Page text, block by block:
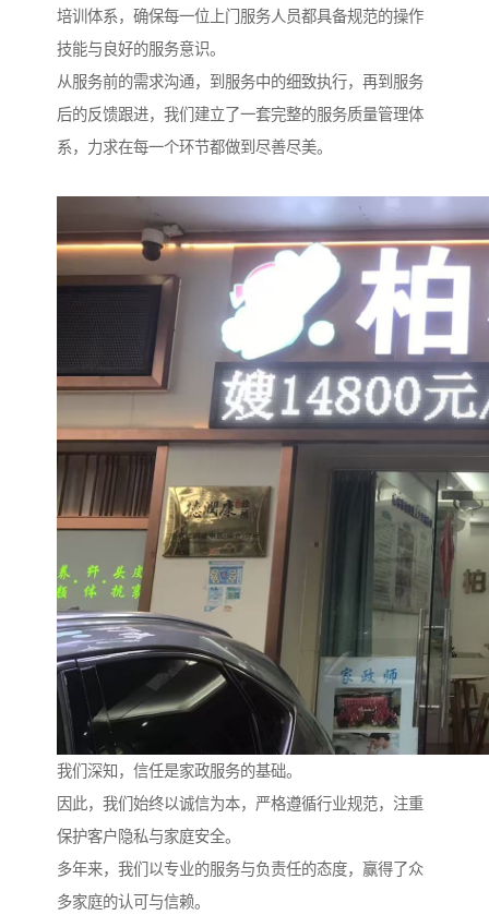
培训体系，确保每一位上门服务人员都具备规范的操作
技能与良好的服务意识。
从服务前的需求沟通，到服务中的细致执行，再到服务
后的反馈跟进，我们建立了一套完整的服务质量管理体
系，力求在每一个环节都做到尽善尽美。
我们深知，信任是家政服务的基础。
因此，我们始终以诚信为本，严格遵循行业规范，注重
保护客户隐私与家庭安全。
多年来，我们以专业的服务与负责任的态度，赢得了众
多家庭的认可与信赖。